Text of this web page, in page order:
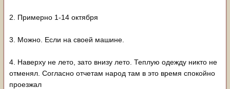
2. Примерно 1-14 октября
3. Можно. Если на своей машине.
4. Наверху не лето, зато внизу лето. Теплую одежду никто не
отменял. Согласно отчетам народ там в это время спокойно
проезжал